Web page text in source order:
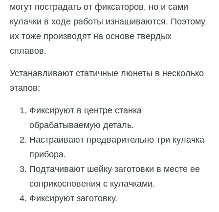
могут пострадать от фиксаторов, но и сами
кулачки в ходе работы изнашиваются. Поэтому
их тоже производят на основе твердых
сплавов.
Устанавливают статичные люнеты в несколько
этапов:
Фиксируют в центре станка
обрабатываемую деталь.
Настраивают предварительно три кулачка
прибора.
Подтачивают шейку заготовки в месте ее
соприкосновения с кулачками.
Фиксируют заготовку.